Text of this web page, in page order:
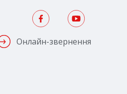
Онлайн-звернення